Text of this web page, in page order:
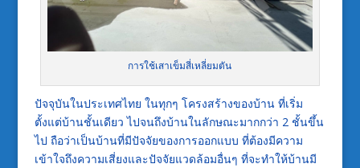
การใช้เสาเข็มสี่เหลี่ยมตัน
ปัจจุบันในประเทศไทย ในทุกๆ โครงสร้างของบ้าน ที่เริ่ม
ตั้งแต่บ้านชั้นเดียว ไปจนถึงบ้านในลักษณะมากกว่า 2 ชั้นขึ้น
ไป ถือว่าเป็นบ้านที่มีปัจจัยของการออกแบบ ที่ต้องมีความ
เข้าใจถึงความเสี่ยงและปัจจัยแวดล้อมอื่นๆ ที่จะทำให้บ้านมี